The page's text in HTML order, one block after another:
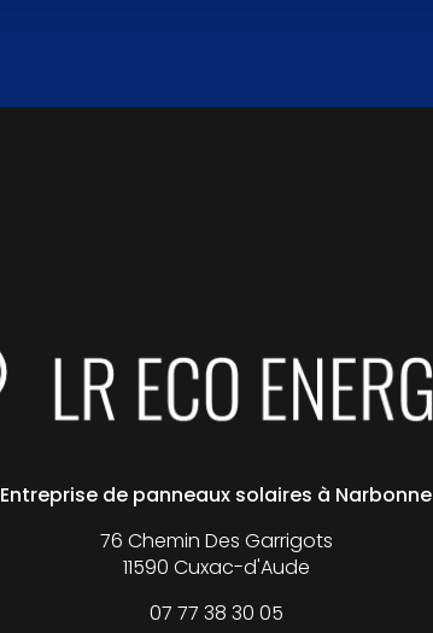
Entreprise de panneaux solaires à Narbonne
76 Chemin Des Garrigots
11590 Cuxac-d'Aude
07 77 38 30 05